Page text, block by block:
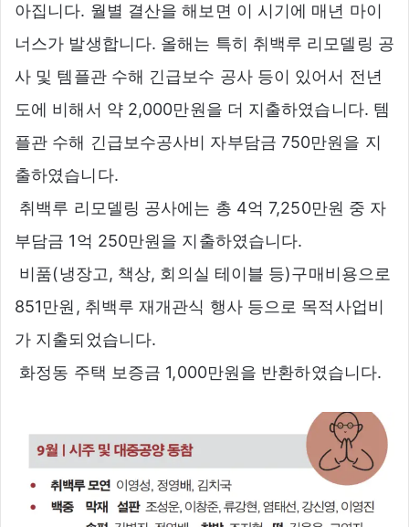
아집니다. 월별 결산을 해보면 이 시기에 매년 마이
너스가 발생합니다. 올해는 특히 취백루 리모델링 공
사 및 템플관 수해 긴급보수 공사 등이 있어서 전년
도에 비해서 약 2,000만원을 더 지출하였습니다. 템
플관 수해 긴급보수공사비 자부담금 750만원을 지
출하였습니다.
 취백루 리모델링 공사에는 총 4억 7,250만원 중 자
부담금 1억 250만원을 지출하였습니다.
 비품(냉장고, 책상, 회의실 테이블 등)구매비용으로
851만원, 취백루 재개관식 행사 등으로 목적사업비
가 지출되었습니다.
 화정동 주택 보증금 1,000만원을 반환하였습니다.